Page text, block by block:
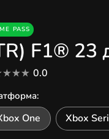
PASS
F1® 23
0.0
:
One Xbox